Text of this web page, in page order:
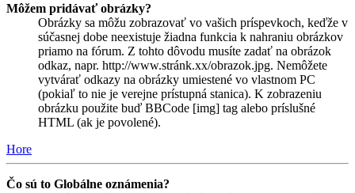
Môžem pridávať obrázky?
Obrázky sa môžu zobrazovať vo vašich príspevkoch, keďže v
súčasnej dobe neexistuje žiadna funkcia k nahraniu obrázkov
priamo na fórum. Z tohto dôvodu musíte zadať na obrázok
odkaz, napr. http://www.stránk.xx/obrazok.jpg. Nemôžete
vytvárať odkazy na obrázky umiestené vo vlastnom PC
(pokiaľ to nie je verejne prístupná stanica). K zobrazeniu
obrázku použite buď BBCode [img] tag alebo príslušné
HTML (ak je povolené).
Hore
Čo sú to Globálne oznámenia?